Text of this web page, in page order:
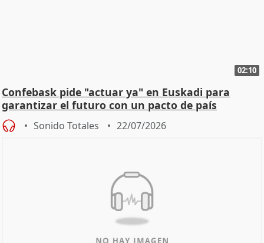
02:10
Confebask pide "actuar ya" en Euskadi para
garantizar el futuro con un pacto de país
Sonido Totales 22/07/2026